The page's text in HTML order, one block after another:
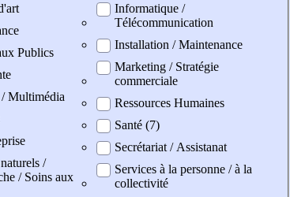
Publics
Multimédia
/
/ Soins aux
Informatique /
Télécommunication
Installation / Maintenance
Marketing / Stratégie
commerciale
Ressources Humaines
Santé (7)
Secrétariat / Assistanat
Services à la personne / à la
collectivité